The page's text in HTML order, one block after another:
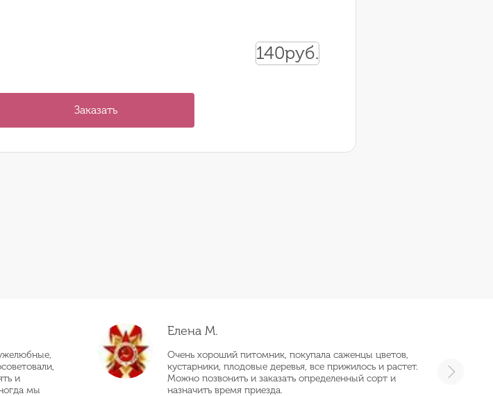
140руб.
Заказать
и
мы
Елена М.
Очень хороший питомник, покупала саженцы цветов,
кустарники, плодовые деревья, все прижилось и растет.
Можно позвонить и заказать определенный сорт и
назначить время приезда.